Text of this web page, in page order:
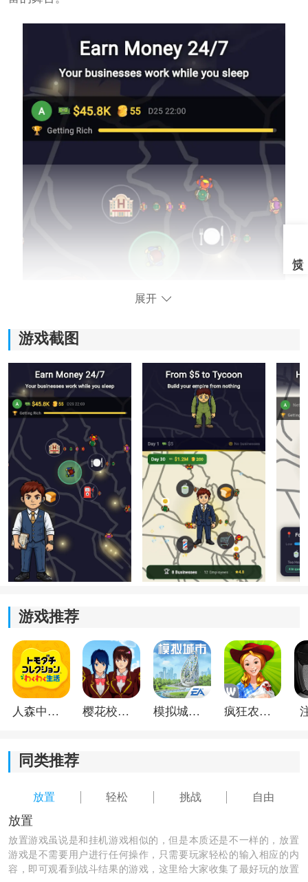
游戏特色
1、自由操作：
游戏提供了极高的自由度，允许玩家随心所欲地规划建
无二的商业帝国风貌。
2、企业聚会：
游戏中汇集了多种处于不同发展阶段的业务类型，考验
玩家的投资眼光。你需要从中甄选出有潜力的项目，引
入自己的大楼共同成长。
独特的放置机制确保你的企业24小时持续盈利。同时，
关注员工情绪状态这一细节设定，为自动化收益增添了
4、战略招标：
在资本积累到一定程度后，通过策略性的土地竞标来扩
展开
游戏截图
游戏推荐
人森中文版 樱花校园模拟器1.048.00中文版 模拟城市我是巿长联机版 疯狂农场3美国派19
同类推荐
放置 轻松 挑战 自由
放置
放置游戏虽说是和挂机游戏相似的，但是本质还是不一样的，放置
游戏是不需要用户进行任何操作，只需要玩家轻松的输入相应的内
容，即可观看到战斗结果的游戏，这里给大家收集了最好玩的放置